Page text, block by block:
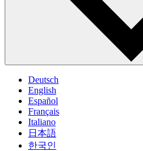
Deutsch
English
Español
Français
Italiano
日本語
한국인